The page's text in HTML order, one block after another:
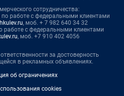
сотрудничества:
работе с федеральными клиентами
, моб. + 7 982 640 34 32
работе с федеральными клиентами
, моб. +7 910 402 4056
за достоверность
в рекламных объявлениях.
об ограничениях
cookies